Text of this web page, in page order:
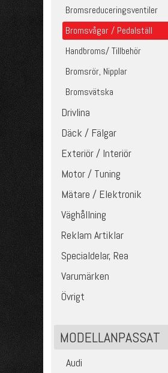
Bromsreduceringsventiler
Bromsvågar / Pedalställ
Handbroms/ Tillbehör
Bromsrör, Nipplar
Bromsvätska
Drivlina
Däck / Fälgar
Exteriör / Interiör
Motor / Tuning
Mätare / Elektronik
Väghållning
Reklam Artiklar
Specialdelar, Rea
Varumärken
Övrigt
MODELLANPASSAT
Audi